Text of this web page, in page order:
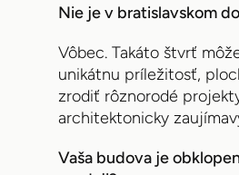
Nie je v bratislavskom
Vôbec. Takáto štvrť
unikátnu príležitosť,
zrodiť rôznorodé
architektonicky
Vaša budova je